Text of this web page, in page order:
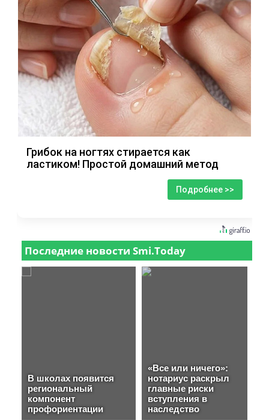
Грибок на ногтях стирается как
ластиком! Простой домашний метод
Подробнее >>